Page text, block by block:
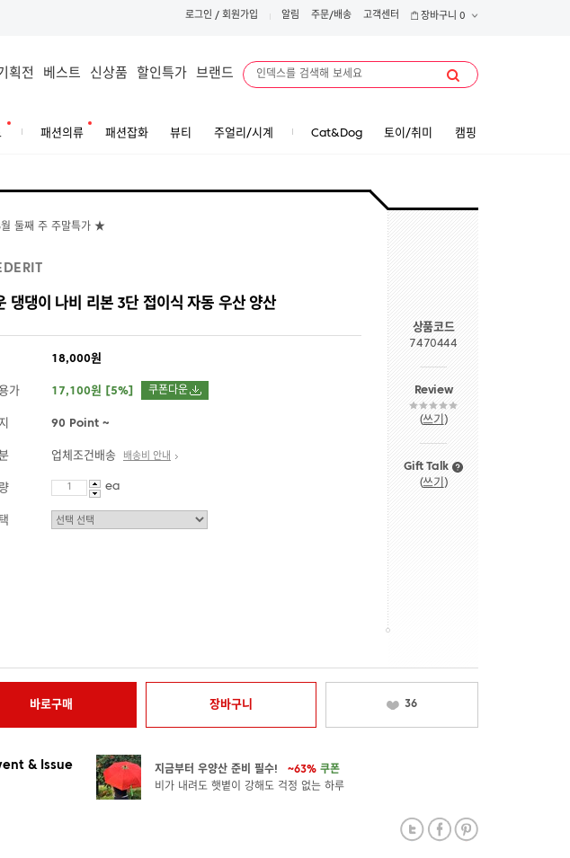
로그인 / 회원가입 알림 주문/배송 고객센터 장바구니 0
획전 베스트 신상품 할인특가 브랜드
패션의류 패션잡화 뷰티 주얼리/시계 Cat&Dog 토이/취미 캠핑
댕댕이 나비 리본 3단 접이식 자동 우산 양산
18,000원
가 17,100원 [5%] 쿠폰다운
90 Point ~
업체조건배송 배송비 안내
ea
상품코드
7470444
Review
(쓰기 )
Gift Talk
(쓰기 )
바로구매 장바구니 36
& Issue 지금부터 우양산 준비 필수! ~63% 쿠폰
비가 내려도 햇볕이 강해도 걱정 없는 하루